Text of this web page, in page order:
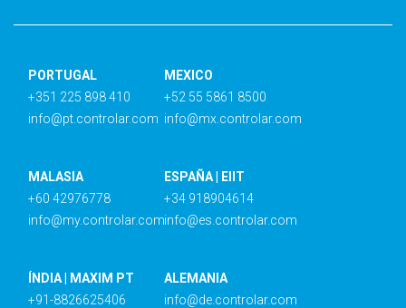
PORTUGAL
+351 225 898 410
info@pt.controlar.com
MEXICO
+52 55 5861 8500
info@mx.controlar.com
MALASIA
+60 42976778
info@my.controlar.com
ESPAÑA | EIIT
+34 918904614
info@es.controlar.com
ÍNDIA | MAXIM PT
+91-8826625406
ALEMANIA
info@de.controlar.com